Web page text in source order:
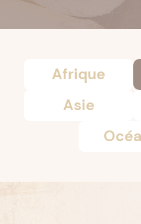
Afrique
Asie